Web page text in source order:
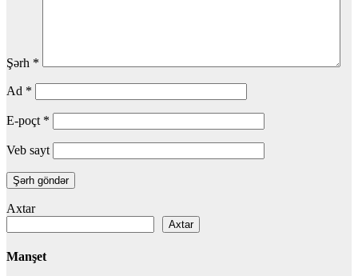
Şərh *
Ad *
E-poçt *
Veb sayt
Axtar
Axtar
Manşet